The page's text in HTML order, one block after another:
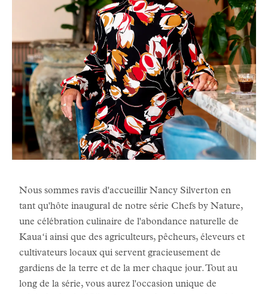
Nous sommes ravis d'accueillir Nancy Silverton en
tant qu'hôte inaugural de notre série Chefs by Nature,
une célébration culinaire de l'abondance naturelle de
Kauaʻi ainsi que des agriculteurs, pêcheurs, éleveurs et
cultivateurs locaux qui servent gracieusement de
gardiens de la terre et de la mer chaque jour. Tout au
long de la série, vous aurez l'occasion unique de